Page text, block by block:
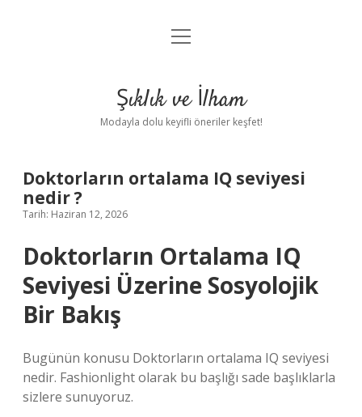
Anasayfa
Yasal Uyarı
menüyü
Şıklık ve İlham
Modayla dolu keyifli öneriler keşfet!
Doktorların ortalama IQ seviyesi
nedir ?
Tarih: Haziran 12, 2026
Doktorların Ortalama IQ
Seviyesi Üzerine Sosyolojik
Bir Bakış
Bugünün konusu Doktorların ortalama IQ seviyesi
nedir. Fashionlight olarak bu başlığı sade başlıklarla
sizlere sunuyoruz.